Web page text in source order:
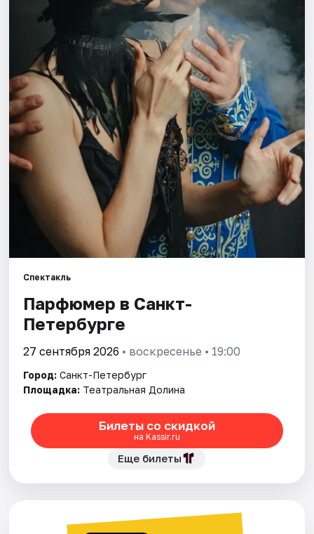
Города
Площадки
Артисты
Рейтинги
Спектакль
Парфюмер в Санкт-
Петербурге
27 сентября 2026 • воскресенье • 19:00
Город: Санкт-Петербург
Площадка: Театральная Долина
Билеты со скидкой
на Kassir.ru
Еще билеты